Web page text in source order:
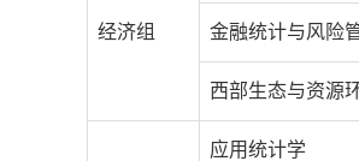
经济组 金融统计与风险
西部生态与资源
应用统计学